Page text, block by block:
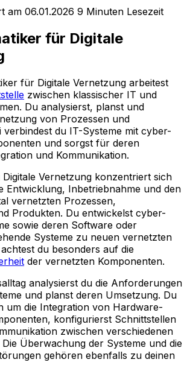
am 06.01.2026 9 Minuten Lesezeit
für Digitale
für Digitale Vernetzung arbeitest
zwischen klassischer IT und
Du analysierst, planst und
von Prozessen und
verbindest du IT-Systeme mit cyber-
und sorgst für deren
und Kommunikation.
Vernetzung konzentriert sich
Entwicklung, Inbetriebnahme und den
vernetzten Prozessen,
Produkten. Du entwickelst cyber-
sowie deren Software oder
Systeme zu neuen vernetzten
du besonders auf die
der vernetzten Komponenten.
analysierst du die Anforderungen
und planst deren Umsetzung. Du
um die Integration von Hardware-
konfigurierst Schnittstellen
zwischen verschiedenen
Überwachung der Systeme und die
gehören ebenfalls zu deinen